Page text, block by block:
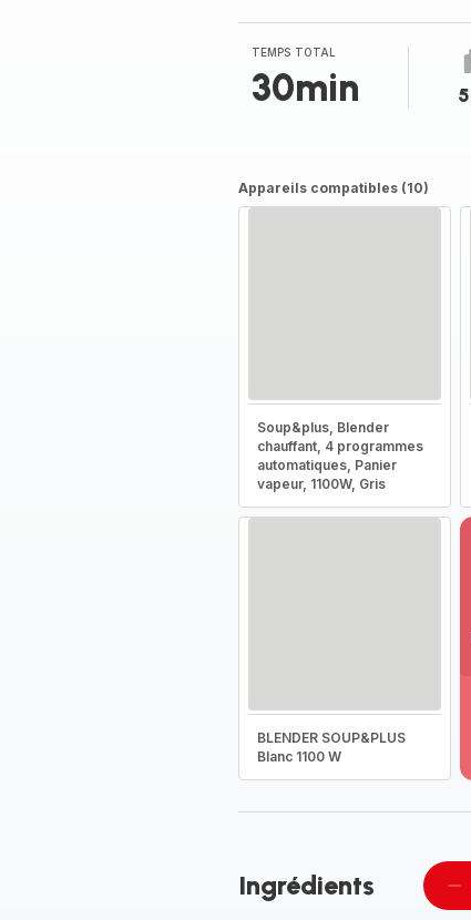
TEMPS TOTAL
30min
Appareils compatibles (10)
Soup&plus, Blender
chauffant, 4 programmes
automatiques, Panier
vapeur, 1100W, Gris
BLENDER SOUP&PLUS
Blanc 1100 W
Ingrédients